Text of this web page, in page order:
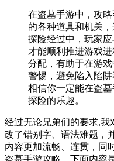
在盗墓手游中，攻
的各种道具和机关
探险经过中，玩家
才能顺利推进游戏
分配，有助于在游
警惕，避免陷入陷
相信你一定能在盗
探险的乐趣。
经过无论兄弟们的要求,我
改了错别字、语法难题，
内容更加流畅、连贯，同
盗墓手游攻略，下面内容